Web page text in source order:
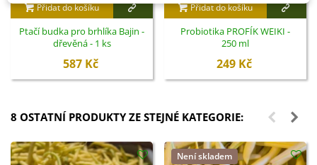
Přidat do košíku
Ptačí budka pro brhlíka Bajin -
dřevěná - 1 ks
587 Kč
Přidat do košíku
Probiotika PROFÍK WEIKI -
250 ml
249 Kč
8 OSTATNÍ PRODUKTY ZE STEJNÉ KATEGORIE:
Není skladem